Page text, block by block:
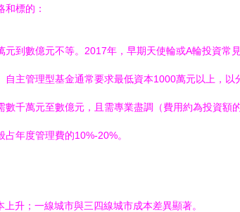
標的：
到數億元不等。2017年，早期天使輪或A輪投資常
主管理型基金通常要求最低資本1000萬元以上，以
千萬元至數億元，且需專業盡調（費用約為投資額
年度管理費的10%-20%。
升；一線城市與三四線城市成本差異顯著。